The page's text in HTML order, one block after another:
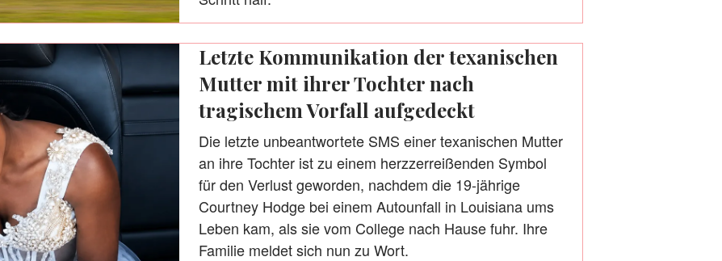
Letzte Kommunikation der texanischen
Mutter mit ihrer Tochter nach
tragischem Vorfall aufgedeckt
Die letzte unbeantwortete SMS einer texanischen Mutter
an ihre Tochter ist zu einem herzzerreißenden Symbol
für den Verlust geworden, nachdem die 19-jährige
Courtney Hodge bei einem Autounfall in Louisiana ums
Leben kam, als sie vom College nach Hause fuhr. Ihre
Familie meldet sich nun zu Wort.